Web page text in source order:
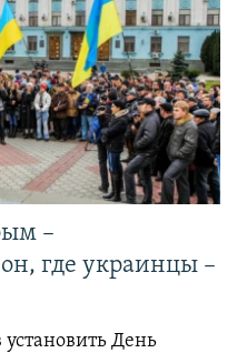
–
где украинцы –
установить День